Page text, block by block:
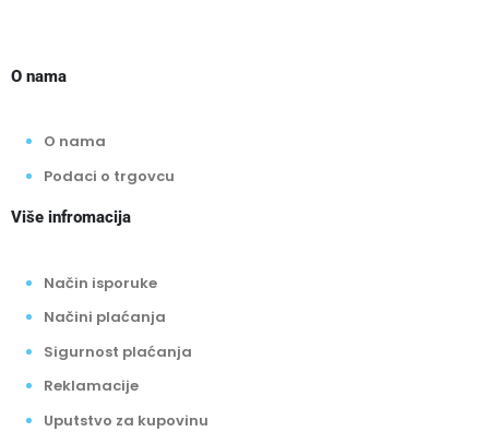
O nama
O nama
Podaci o trgovcu
Više infromacija
Način isporuke
Načini plaćanja
Sigurnost plaćanja
Reklamacije
Uputstvo za kupovinu